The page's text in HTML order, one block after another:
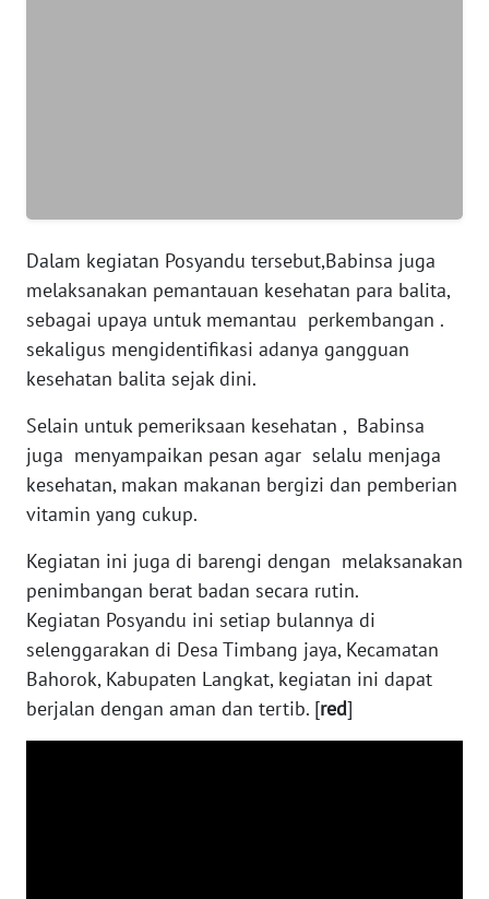
Dalam kegiatan Posyandu tersebut,Babinsa juga
melaksanakan pemantauan kesehatan para balita,
sebagai upaya untuk memantau perkembangan .
sekaligus mengidentifikasi adanya gangguan
kesehatan balita sejak dini.
Selain untuk pemeriksaan kesehatan , Babinsa
juga menyampaikan pesan agar selalu menjaga
kesehatan, makan makanan bergizi dan pemberian
vitamin yang cukup.
Kegiatan ini juga di barengi dengan melaksanakan
penimbangan berat badan secara rutin.
Kegiatan Posyandu ini setiap bulannya di
selenggarakan di Desa Timbang jaya, Kecamatan
Bahorok, Kabupaten Langkat, kegiatan ini dapat
berjalan dengan aman dan tertib. [red]
PAPUA
WN
BARAT
WN
WN
SERAMBI
JAMBI
WN
SULTRA
WN